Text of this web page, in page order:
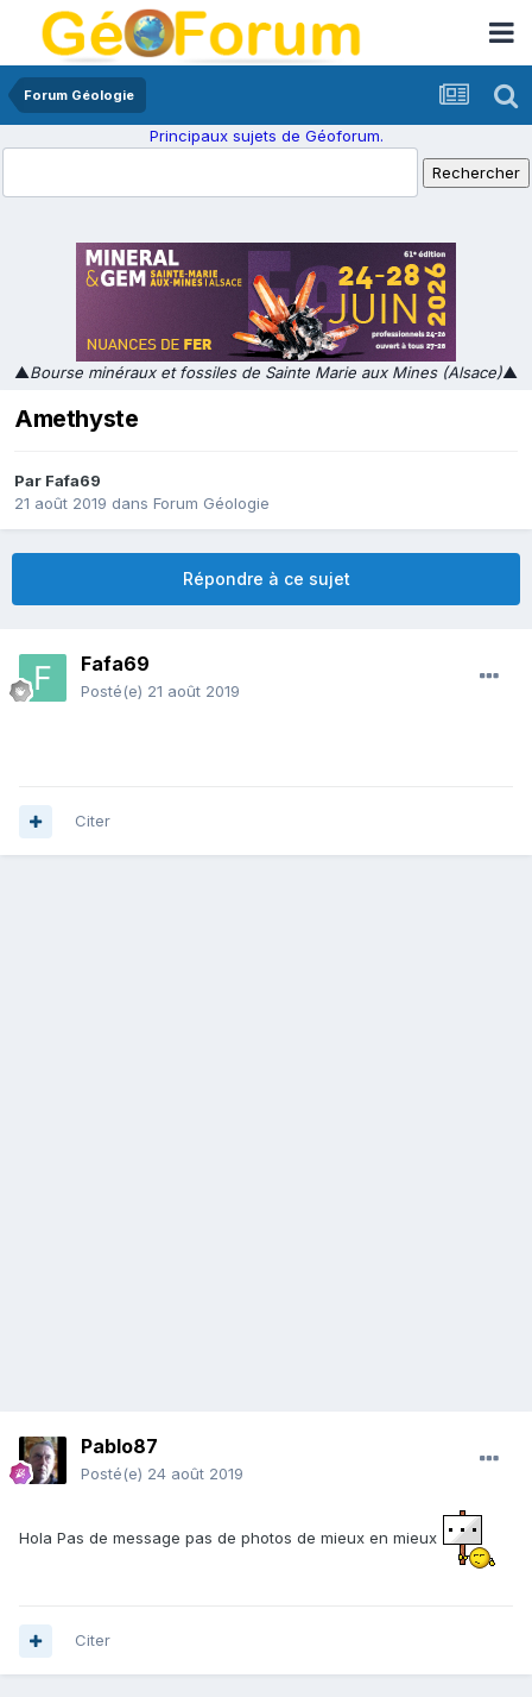
Forum Géologie
Principaux sujets de Géoforum.
▲Bourse minéraux et fossiles de Sainte Marie aux Mines (Alsace)▲
Amethyste
Par Fafa69
21 août 2019 dans Forum Géologie
Répondre à ce sujet
Fafa69
Posté(e) 21 août 2019
Citer
Pablo87
Posté(e) 24 août 2019
Hola Pas de message pas de photos de mieux en mieux
Citer